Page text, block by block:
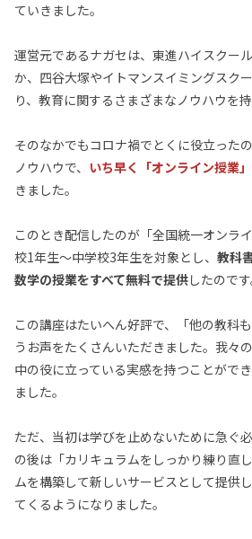
ていきました。
運営元であるナガセは、東進ハイスクー
か、四谷大塚やイトマンスイミングスク
り、教育に関するさまざまなノウハウを持
そのなかでもコロナ禍でとくに役立った
ノウハウで、 いち早く「オンライン授業
きました。
このとき配信したのが「全国統一オンラ
校1年生〜中学校3年生を対象とし、 教科
数学の授業をすべて無料で提供したのです
この講座はたいへん好評で、「他の教科
うお声をたくさんいただきました。我々
中の役に立っている実感を持つことがで
ました。
ただ、当初は学びを止めないために急ぐ
の後は「カリキュラムをしっかり練り直
ムを構築して新しいサービスとして提供
てくるようになりました。